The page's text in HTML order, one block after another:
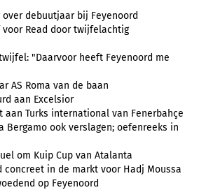
debuutjaar bij Feyenoord
Read door twijfelachtig
"Daarvoor heeft Feyenoord me
AS Roma van de baan
aan Excelsior
aan Turks international van Fenerbahçe
Bergamo ook verslagen; oefenreeks in
om Kuip Cup van Atalanta
concreet in de markt voor Hadj Moussa
op Feyenoord